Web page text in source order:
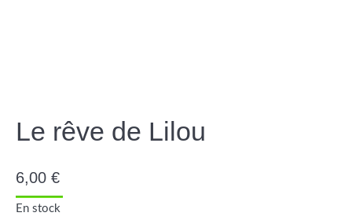
Le rêve de Lilou
6,00 €
En stock